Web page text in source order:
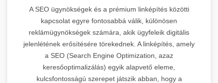
A SEO ügynökségek és a prémium linképítés közötti
kapcsolat egyre fontosabbá válik, különösen
reklámügynökségek számára, akik ügyfeleik digitális
jelenlétének erősítésére törekednek. A linképítés, amely
a SEO (Search Engine Optimization, azaz
keresőoptimalizálás) egyik alapvető eleme,
kulcsfontosságú szerepet játszik abban, hogy a